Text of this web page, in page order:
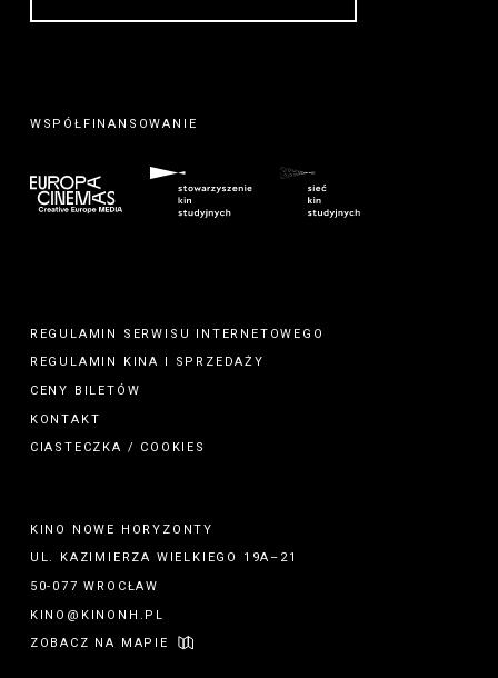
WSPÓŁFINANSOWANIE
REGULAMIN SERWISU INTERNETOWEGO
REGULAMIN
KINA
SPRZEDAŻY
CENY BILETÓW
KONTAKT
CIASTECZKA / COOKIES
KINO NOWE HORYZONTY
UL. KAZIMIERZA WIELKIEGO 19A–21
50-077 WROCŁAW
KINO@KINONH.PL
ZOBACZ NA MAPIE